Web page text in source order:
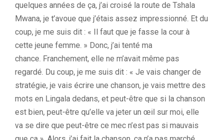
quelques années de ça, j’ai croisé la route de Tshala
Mwana, je t’avoue que j’étais assez impressionné. Et du
coup, je me suis dit : « Il
faut que je fasse la cour à
cette jeune femme. » Donc, j’ai tenté ma
chance. Franchement, elle ne m’avait même pas
regardé. Du coup, je me suis dit : « Je vais changer de
stratégie, je vais écrire une chanson, je vais mettre des
mots en Lingala dedans, et peut-être que si la chanson
est bien, peut-être qu’elle va jeter un œil sur moi, elle
va se dire que peut-être ce mec n’est pas si mauvais